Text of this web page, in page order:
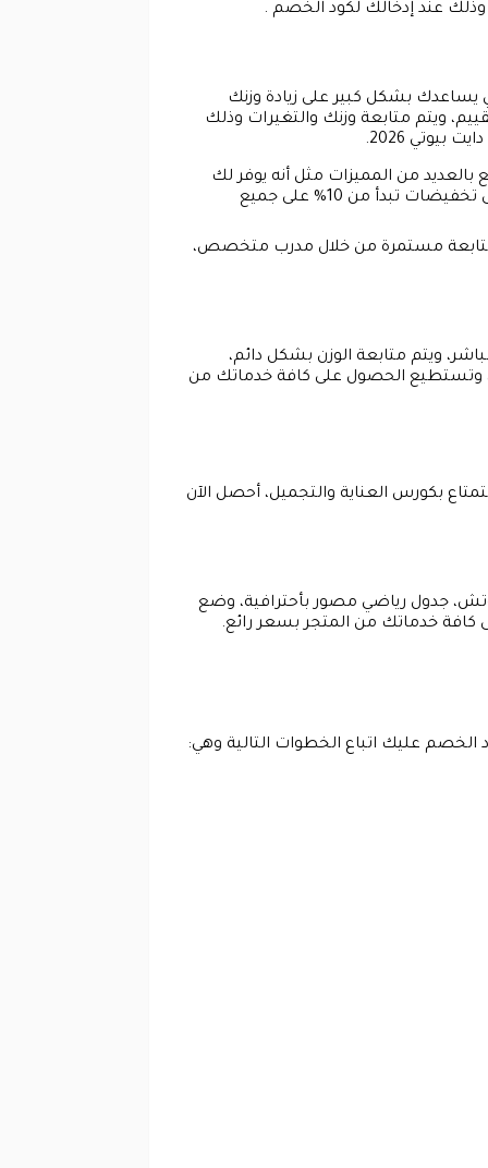
يساعدك بشكل كبير على زيادة وزنك
ويتم متابعة وزنك والتغيرات وذلك
2026.
من المميزات مثل أنه يوفر لك
بيئة محفزة للحماس، ويتم متابعة وزنك والتغيرات التي تطرأ على جسمك بصفة مستمر، ويمكنك الحصول على تخفيضات تبدأ من 10% على جميع
متابعة مستمرة من خلال مدرب متخصص،
ويتم متابعة الوزن بشكل دائم،
وتستطيع الحصول على كافة خدماتك من
بكورس العناية والتجميل، أحصل الآن
جدول رياضي مصور بأحترافية، وضع
خدماتك من المتجر بسعر رائع.
عليك اتباع الخطوات التالية وهي: